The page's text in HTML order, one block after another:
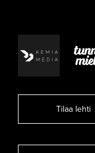
Tilaa lehti